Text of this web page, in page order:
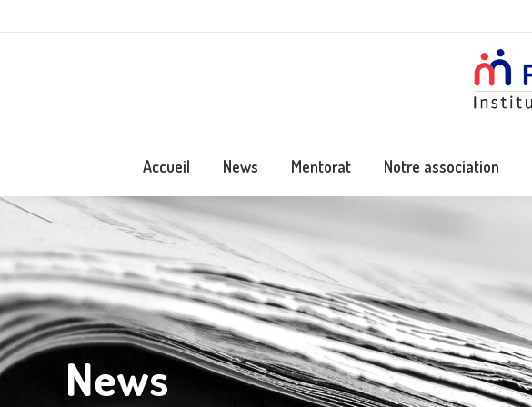
Accueil News Mentorat Notre association
News